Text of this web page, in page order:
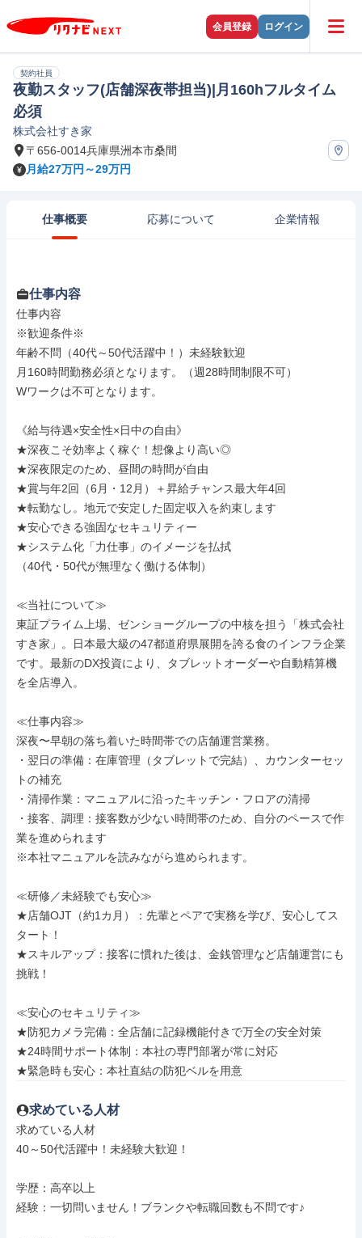
会員登録 ログイン
契約社員
夜勤スタッフ(店舗深夜帯担当)|月160hフルタイム
必須
株式会社すき家
〒656-0014兵庫県洲本市桑間
月給27万円～29万円
仕事概要 応募について 企業情報
仕事内容
仕事内容
※歓迎条件※
年齢不問（40代～50代活躍中！）未経験歓迎
月160時間勤務必須となります。（週28時間制限不可）
Wワークは不可となります。
《給与待遇×安全性×日中の自由》
★深夜こそ効率よく稼ぐ！想像より高い◎
★深夜限定のため、昼間の時間が自由
★賞与年2回（6月・12月）＋昇給チャンス最大年4回
★転勤なし。地元で安定した固定収入を約束します
★安心できる強固なセキュリティー
★システム化「力仕事」のイメージを払拭
（40代・50代が無理なく働ける体制）
≪当社について≫
東証プライム上場、ゼンショーグループの中核を担う「株式会社
すき家」。日本最大級の47都道府県展開を誇る食のインフラ企業
です。最新のDX投資により、タブレットオーダーや自動精算機
を全店導入。
≪仕事内容≫
深夜〜早朝の落ち着いた時間帯での店舗運営業務。
・翌日の準備：在庫管理（タブレットで完結）、カウンターセッ
トの補充
・清掃作業：マニュアルに沿ったキッチン・フロアの清掃
・接客、調理：接客数が少ない時間帯のため、自分のペースで作
業を進められます
※本社マニュアルを読みながら進められます。
≪研修／未経験でも安心≫
★店舗OJT（約1カ月）：先輩とペアで実務を学び、安心してス
タート！
★スキルアップ：接客に慣れた後は、金銭管理など店舗運営にも
挑戦！
≪安心のセキュリティ≫
★防犯カメラ完備：全店舗に記録機能付きで万全の安全対策
★24時間サポート体制：本社の専門部署が常に対応
★緊急時も安心：本社直結の防犯ベルを用意
求めている人材
求めている人材
40～50代活躍中！未経験大歓迎！
学歴：高卒以上
経験：一切問いません！ブランクや転職回数も不問です♪